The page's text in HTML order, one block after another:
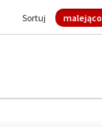
Sortuj malejąco